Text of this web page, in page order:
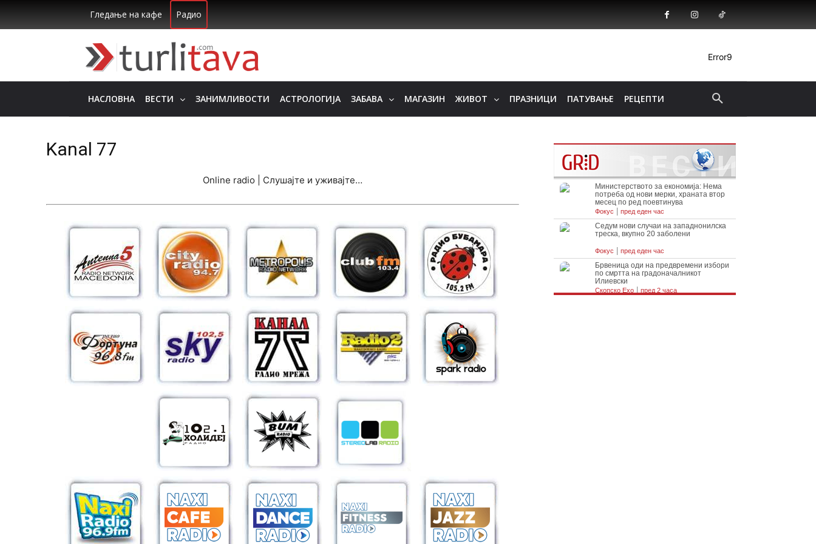
Гледање на кафе Радио
Error9
НАСЛОВНА ВЕСТИ ЗАНИМЛИВОСТИ АСТРОЛОГИЈА ЗАБАВА МАГАЗИН ЖИВОТ ПРАЗНИЦИ ПАТУВАЊЕ РЕЦЕПТИ
Kanal 77
Online radio | Слушајте и уживајте…